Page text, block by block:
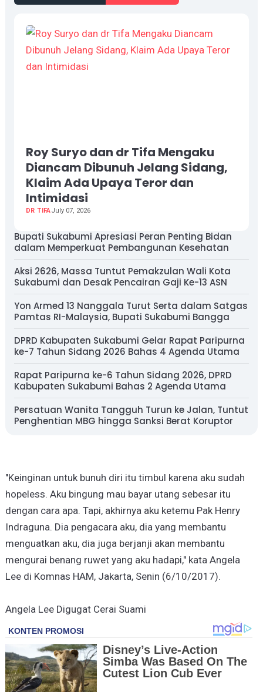
Roy Suryo dan dr Tifa Mengaku
Diancam Dibunuh Jelang Sidang,
Klaim Ada Upaya Teror dan
Intimidasi
DR TIFAJuly 07, 2026
Bupati Sukabumi Apresiasi Peran Penting Bidan
dalam Memperkuat Pembangunan Kesehatan
Aksi 2626, Massa Tuntut Pemakzulan Wali Kota
Sukabumi dan Desak Pencairan Gaji Ke-13 ASN
Yon Armed 13 Nanggala Turut Serta dalam Satgas
Pamtas RI-Malaysia, Bupati Sukabumi Bangga
DPRD Kabupaten Sukabumi Gelar Rapat Paripurna
ke-7 Tahun Sidang 2026 Bahas 4 Agenda Utama
Rapat Paripurna ke-6 Tahun Sidang 2026, DPRD
Kabupaten Sukabumi Bahas 2 Agenda Utama
Persatuan Wanita Tangguh Turun ke Jalan, Tuntut
Penghentian MBG hingga Sanksi Berat Koruptor
"Keinginan untuk bunuh diri itu timbul karena aku sudah
hopeless. Aku bingung mau bayar utang sebesar itu
dengan cara apa. Tapi, akhirnya aku ketemu Pak Henry
Indraguna. Dia pengacara aku, dia yang membantu
menguatkan aku, dia juga berjanji akan membantu
mengurai benang ruwet yang aku hadapi," kata Angela
Lee di Komnas HAM, Jakarta, Senin (6/10/2017).
Angela Lee Digugat Cerai Suami